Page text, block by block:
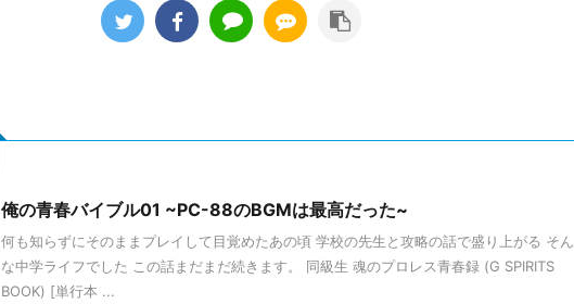
俺の青春バイブル01 ~PC-88のBGMは最高だった~
何も知らずにそのままプレイして目覚めたあの頃 学校の先生と攻略の話で盛り上がる そん
な中学ライフでした この話まだまだ続きます。 同級生 魂のプロレス青春録 (G SPIRITS
BOOK) [単行本 ...